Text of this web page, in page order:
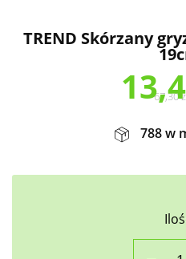
TREND Skórzany
67,30
788 w